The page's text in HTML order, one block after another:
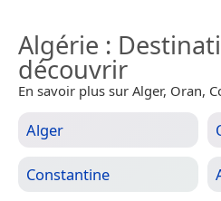
Algérie :
découvrir
En savoir plus sur Alger, Oran,
Alger
Constantine